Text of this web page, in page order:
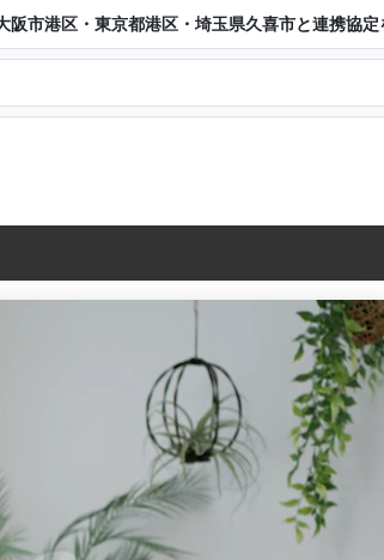
阪市港区・東京都港区・埼玉県久喜市と連携協定